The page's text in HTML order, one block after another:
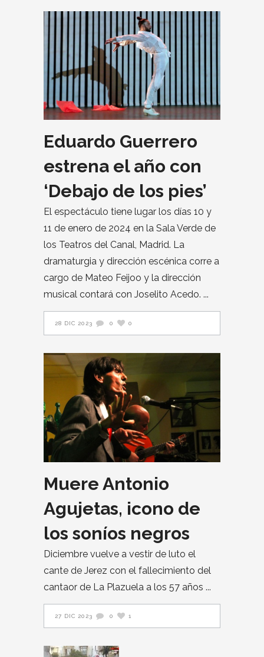
Eduardo Guerrero
estrena el año con
‘Debajo de los pies’
El espectáculo tiene lugar los días 10 y
11 de enero de 2024 en la Sala Verde de
los Teatros del Canal, Madrid. La
dramaturgia y dirección escénica corre a
cargo de Mateo Feijoo y la dirección
musical contará con Joselito Acedo.
28 DIC 2023 0 0
Muere Antonio
Agujetas, icono de
los soníos negros
Diciembre vuelve a vestir de luto el
cante de Jerez con el fallecimiento del
cantaor de La Plazuela a los 57 años
27 DIC 2023 0 1